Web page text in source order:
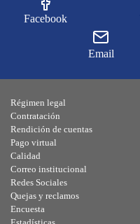
Facebook
Email
Régimen legal
Contratación
Rendición de cuentas
Pago virtual
Calidad
Correo institucional
Redes Sociales
Quejas y reclamos
Encuesta